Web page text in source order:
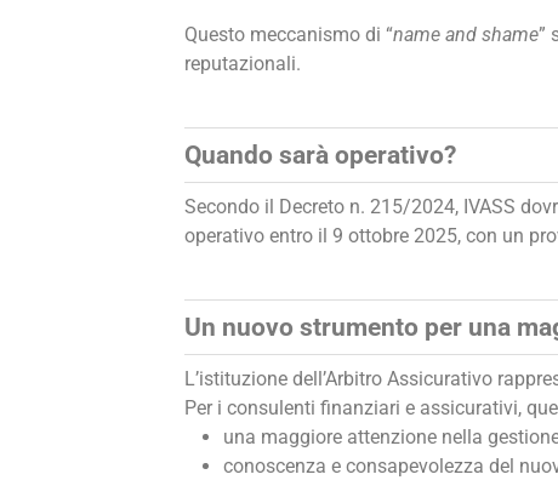
Questo meccanismo di “name and shame”
reputazionali.
Quando sarà operativo?
Secondo il Decreto n. 215/2024, IVASS
operativo entro il 9 ottobre 2025, con un
Un nuovo strumento per una
L’istituzione dell’Arbitro Assicurativo
Per i consulenti finanziari e assicurativi,
una maggiore attenzione nella
conoscenza e consapevolezza del